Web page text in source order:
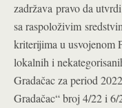
zadržava pravo da
sa raspoloživim
kriterijima u usvojenom
lokalnih i
Gradačac za period
Gradačac“ broj 4/22 i 6/